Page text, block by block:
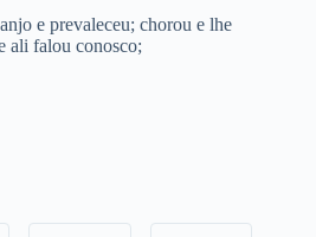
e prevaleceu; chorou e lhe
ali falou conosco;